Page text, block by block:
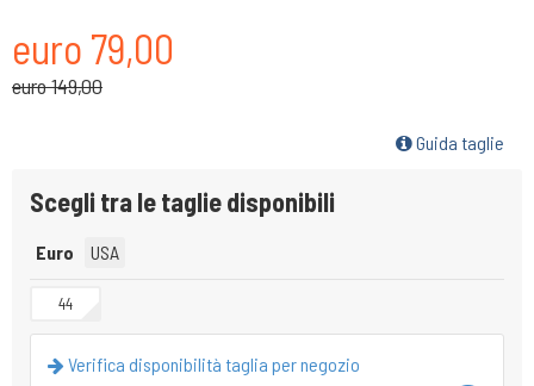
euro 79,00
euro 149,00
Guida taglie
Scegli tra le taglie disponibili
Euro USA
44
Verifica disponibilità taglia per negozio